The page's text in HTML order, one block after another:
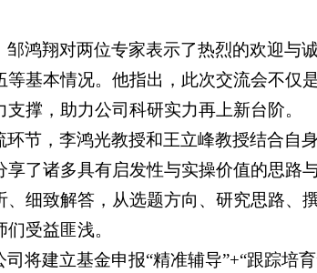
邹鸿翔对两位专家表示了热烈的欢迎与
等基本情况。他指出，此次交流会不仅
撑，助力公司科研实力再上新台阶。
环节，李鸿光教授和王立峰教授结合自
享了诸多具有启发性与实操价值的思路
、细致解答，从选题方向、研究思路、
受益匪浅。
司将建立基金申报“精准辅导”+“跟踪培